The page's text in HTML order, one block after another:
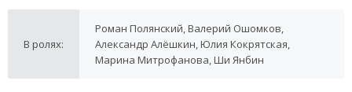
В ролях:
Роман Полянский, Валерий Ошомков,
Александр Алёшкин, Юлия Кокрятская,
Марина Митрофанова, Ши Янбин